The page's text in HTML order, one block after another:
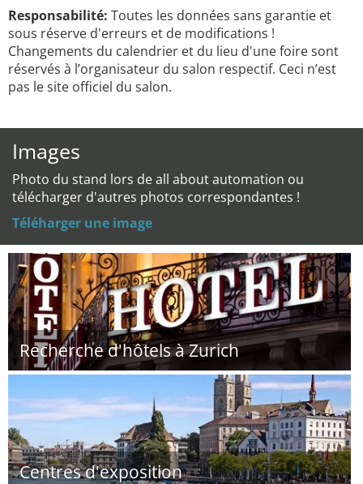
Responsabilité: Toutes les données sans garantie et
sous réserve d'erreurs et de modifications !
Changements du calendrier et du lieu d'une foire sont
réservés à l’organisateur du salon respectif. Ceci n’est
pas le site officiel du salon.
Images
Photo du stand lors de all about automation ou
télécharger d'autres photos correspondantes !
Téléharger une image
Recherche d'hôtels à Zurich
Centres d'exposition